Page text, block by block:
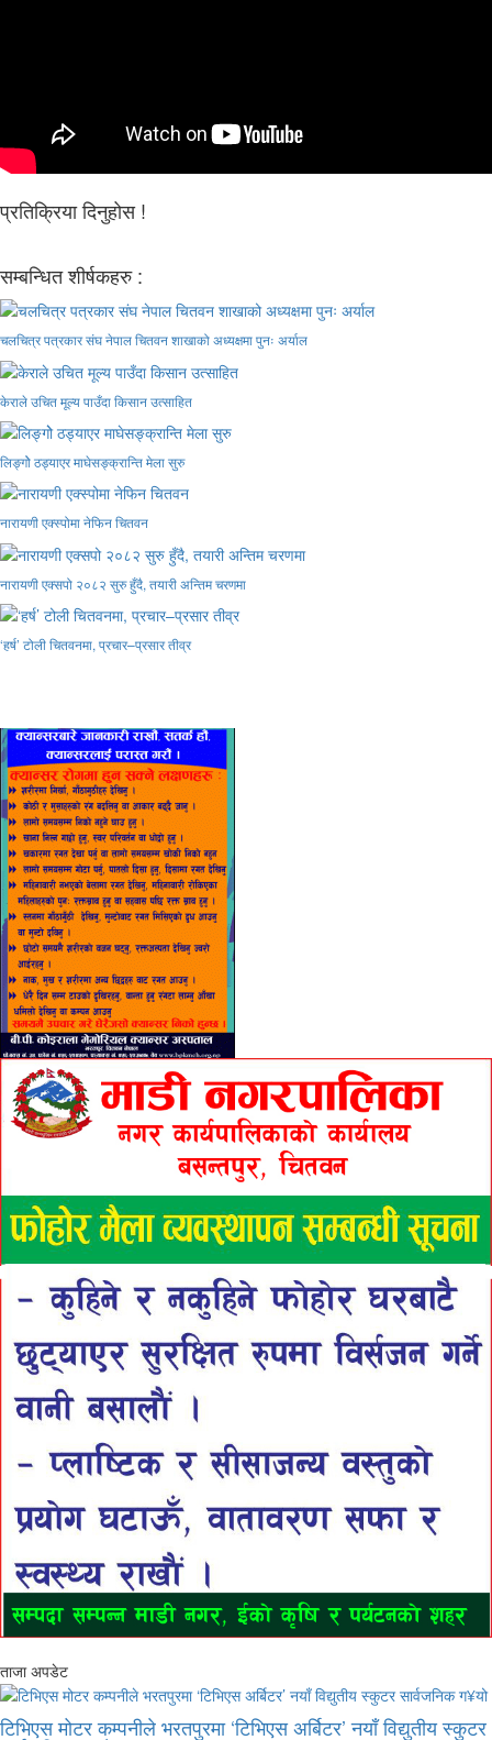
प्रतिक्रिया दिनुहोस !
सम्बन्धित शीर्षकहरु :
चलचित्र पत्रकार संघ नेपाल चितवन शाखाको अध्यक्षमा पुनः अर्याल
केराले उचित मूल्य पाउँदा किसान उत्साहित
लिङ्गोे ठड्याएर माघेसङ्क्रान्ति मेला सुरु
नारायणी एक्स्पोमा नेफिन चितवन
नारायणी एक्सपो २०८२ सुरु हुँदै, तयारी अन्तिम चरणमा
‘हर्ष’ टोली चितवनमा, प्रचार–प्रसार तीव्र
ताजा अपडेट
टिभिएस मोटर कम्पनीले भरतपुरमा ‘टिभिएस अर्बिटर’ नयाँ विद्युतीय स्कुटर